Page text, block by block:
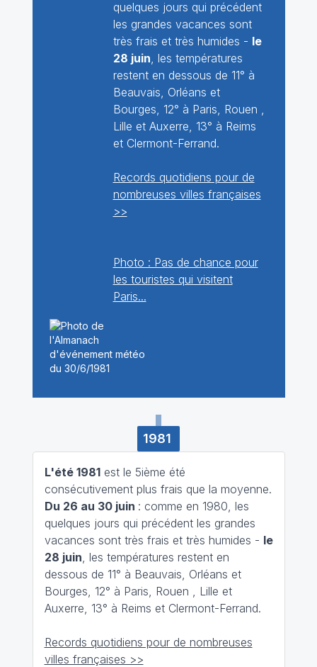
quelques jours qui précédent
les grandes vacances sont
très frais et très humides - le
28 juin, les températures
restent en dessous de 11° à
Beauvais, Orléans et
Bourges, 12° à Paris, Rouen ,
Lille et Auxerre, 13° à Reims
et Clermont-Ferrand.
Records quotidiens pour de
nombreuses villes françaises
>>
Photo : Pas de chance pour
les touristes qui visitent
Paris...
1981
L'été 1981est le 5ième été
consécutivement plus frais que la moyenne.
Du 26 au 30 juin : comme en 1980, les
quelques jours qui précédent les grandes
vacances sont très frais et très humides - le
28 juin , les températures restent en
dessous de 11° à Beauvais, Orléans et
Bourges, 12° à Paris, Rouen , Lille et
Auxerre, 13° à Reims et Clermont-Ferrand.
Records quotidiens pour de nombreuses
villes françaises >>